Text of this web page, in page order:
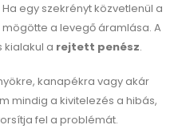
egy szekrényt közvetlenül a
a levegő áramlása. A
kialakul a rejtett penész.
kanapékra vagy akár
mindig a kivitelezés a hibás,
fel a problémát.